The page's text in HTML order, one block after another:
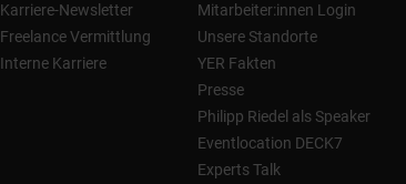
Karriere-Newsletter
Freelance Vermittlung
Interne Karriere
Mitarbeiter:innen Login
Unsere Standorte
YER Fakten
Presse
Philipp Riedel als Speaker
Eventlocation DECK7
Experts Talk